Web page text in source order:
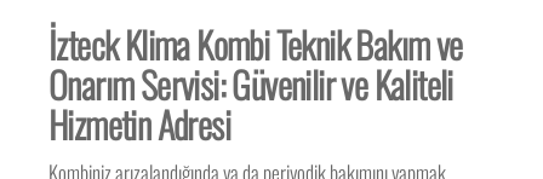
İzteck Klima Kombi Teknik Bakım ve
Onarım Servisi: Güvenilir ve Kaliteli
Hizmetin Adresi
Kombiniz arızalandığında ya da periyodik bakımını yapmak